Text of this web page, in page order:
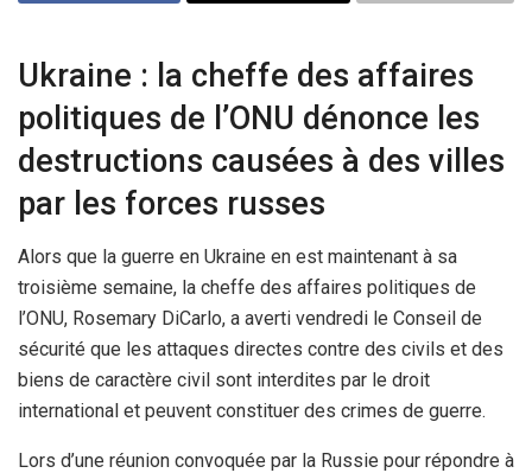
Ukraine : la cheffe des affaires
politiques de l’ONU dénonce les
destructions causées à des villes
par les forces russes
Alors que la guerre en Ukraine en est maintenant à sa
troisième semaine, la cheffe des affaires politiques de
l’ONU, Rosemary DiCarlo, a averti vendredi le Conseil de
sécurité que les attaques directes contre des civils et des
biens de caractère civil sont interdites par le droit
international et peuvent constituer des crimes de guerre.
Lors d’une réunion convoquée par la Russie pour répondre à